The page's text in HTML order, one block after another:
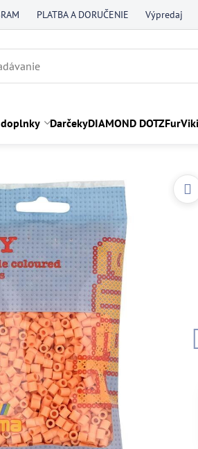
PLATBA A DORUČENIE Výpredaj
DarčekyDIAMOND DOTZ